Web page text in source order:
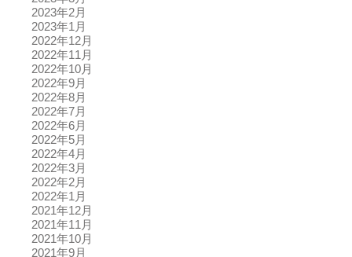
2023年2月
2023年1月
2022年12月
2022年11月
2022年10月
2022年9月
2022年8月
2022年7月
2022年6月
2022年5月
2022年4月
2022年3月
2022年2月
2022年1月
2021年12月
2021年11月
2021年10月
2021年9月